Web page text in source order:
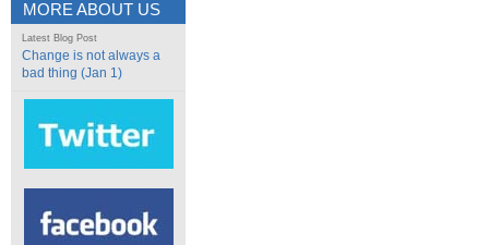
MORE ABOUT US
Latest Blog Post
Change is not always a
bad thing (Jan 1)